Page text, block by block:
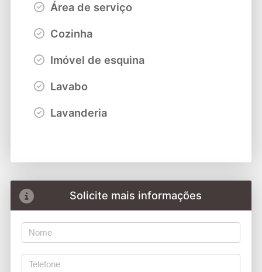
Área de serviço
Cozinha
Imóvel de esquina
Lavabo
Lavanderia
Solicite mais informações